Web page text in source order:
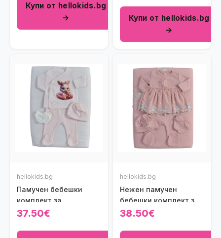
Купи от hellokids.bg
→
части)
Купи от hellokids.bg
→
hellokids.bg
Памучен бебешки
комплект за
изписване Зайче
светлорозово на
37.50€
hellokids.bg
Нежен памучен
бебешки комплект за
изписване с рокличка
части)
38.50€